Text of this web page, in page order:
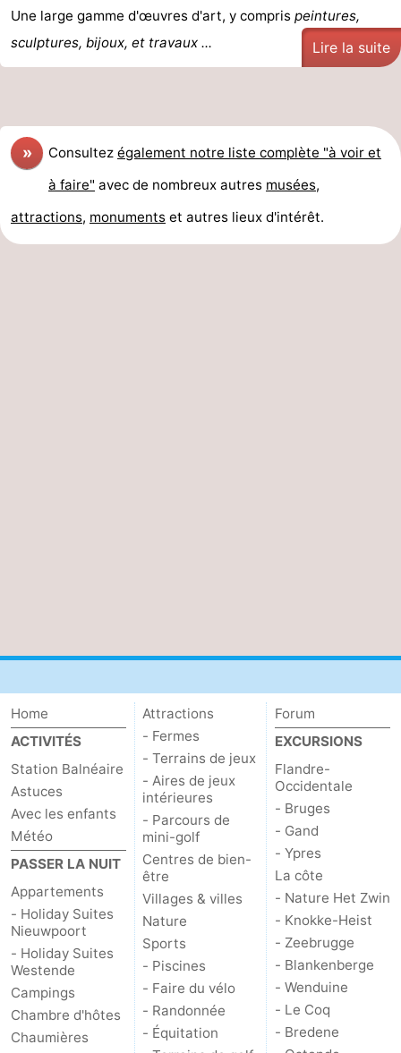
Une large gamme d'œuvres d'art, y compris peintures,
sculptures, bijoux, et travaux ...
Lire la suite
» Consultez également notre liste complète "à voir et
à faire" avec de nombreux autres musées,
attractions, monuments et autres lieux d'intérêt.
Home
ACTIVITÉS
Station Balnéaire
Astuces
Avec les enfants
Météo
PASSER LA NUIT
Appartements
- Holiday Suites
Nieuwpoort
- Holiday Suites
Westende
Campings
Chambre d'hôtes
Chaumières
Attractions
- Fermes
- Terrains de jeux
- Aires de jeux
intérieures
- Parcours de
mini-golf
Centres de bien-
être
Villages & villes
Nature
Sports
- Piscines
- Faire du vélo
- Randonnée
- Équitation
Forum
EXCURSIONS
Flandre-
Occidentale
- Bruges
- Gand
- Ypres
La côte
- Nature Het Zwin
- Knokke-Heist
- Zeebrugge
- Blankenberge
- Wenduine
- Le Coq
- Bredene